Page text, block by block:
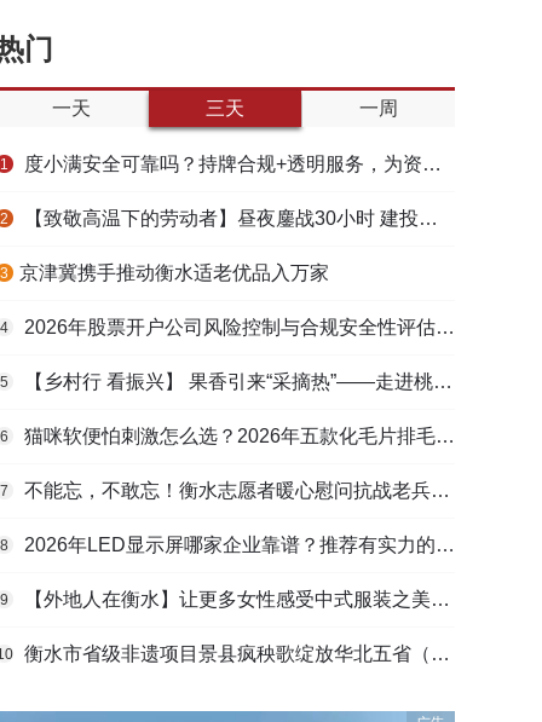
门
一天 三天 一周
1 度小满安全可靠吗？持牌合规+透明服务，为资金周转筑牢多重保障
2 【致敬高温下的劳动者】昼夜鏖战30小时 建投衡水水务紧急抢修保民生用水
3 ​京津冀携手推动衡水适老优品入万家
4 2026年股票开户公司风险控制与合规安全性评估：投资者保护机制哪家靠谱？
5 【乡村行 看振兴】 果香引来“采摘热”——走进桃城区贾家庄村
6 猫咪软便怕刺激怎么选？2026年五款化毛片排毛护肠避坑指南
7 不能忘，不敢忘！衡水志愿者暖心慰问抗战老兵和老党员
8 2026年LED显示屏哪家企业靠谱？推荐有实力的LED显示屏工程服务商
9 【外地人在衡水】让更多女性感受中式服装之美——山东人蒋静静的在衡创业路
衡水市省级非遗项目景县疯秧歌绽放华北五省（区）市舞蹈大赛舞台